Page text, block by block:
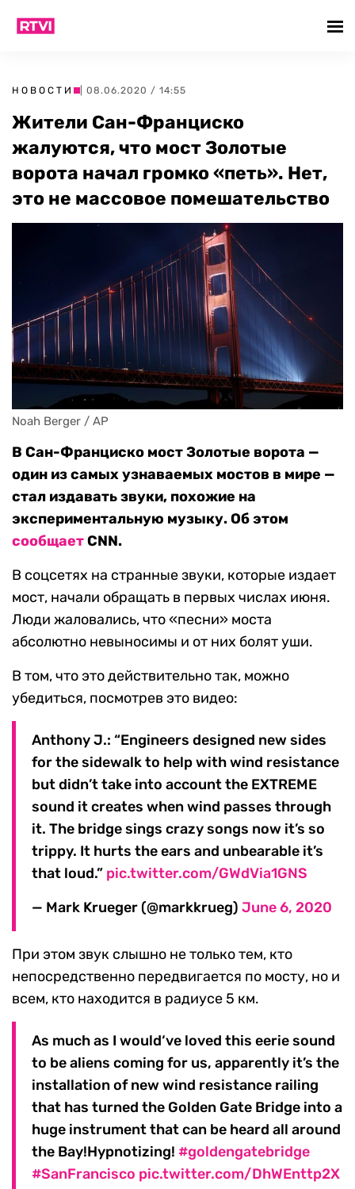
НОВОСТИ | 08.06.2020 / 14:55
Жители Сан-Франциско
жалуются, что мост Золотые
ворота начал громко «петь». Нет,
это не массовое помешательство
Noah Berger / AP
В Сан-Франциско мост Золотые ворота —
один из самых узнаваемых мостов в мире —
стал издавать звуки, похожие на
экспериментальную музыку. Об этом
сообщаетCNN.
В соцсетях на странные звуки, которые издает
мост, начали обращать в первых числах июня.
Люди жаловались, что «песни» моста
абсолютно невыносимы и от них болят уши.
В том, что это действительно так, можно
убедиться, посмотрев это видео:
Anthony J.: “Engineers designed new sides
for the sidewalk to help with wind resistance
but didn’t take into account the EXTREME
sound it creates when wind passes through
it. The bridge sings crazy songs now it’s so
trippy. It hurts the ears and unbearable it’s
that loud.” pic.twitter.com/GWdVia1GNS
— Mark Krueger (@markkrueg) June 6, 2020
При этом звук слышно не только тем, кто
непосредственно передвигается по мосту, но и
всем, кто находится в радиусе 5 км.
As much as I would‘ve loved this eerie sound
to be aliens coming for us, apparently it’s the
installation of new wind resistance railing
that has turned the Golden Gate Bridge into a
huge instrument that can be heard all around
the Bay!Hypnotizing! #goldengatebridge
#SanFrancisco pic.twitter.com/DhWEnttp2X